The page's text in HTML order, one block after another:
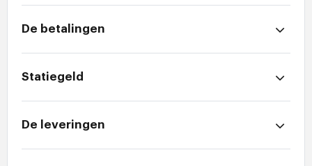
De betalingen
Statiegeld
De leveringen